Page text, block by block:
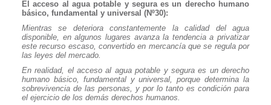
El acceso al agua potable y segura es un derecho humano
básico, fundamental y universal (Nº30):
Mientras se deteriora constantemente la calidad del agua
disponible, en algunos lugares avanza la tendencia a privatizar
este recurso escaso, convertido en mercancía que se regula por
las leyes del mercado.
En realidad, el acceso al agua potable y segura es un derecho
humano básico, fundamental y universal, porque determina la
sobrevivencia de las personas, y por lo tanto es condición para
el ejercicio de los demás derechos humanos.